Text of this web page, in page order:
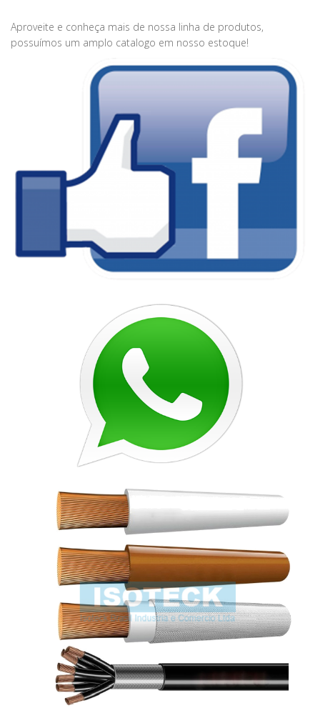
Aproveite e conheça mais de nossa linha de produtos,
possuímos um amplo catalogo em nosso estoque!